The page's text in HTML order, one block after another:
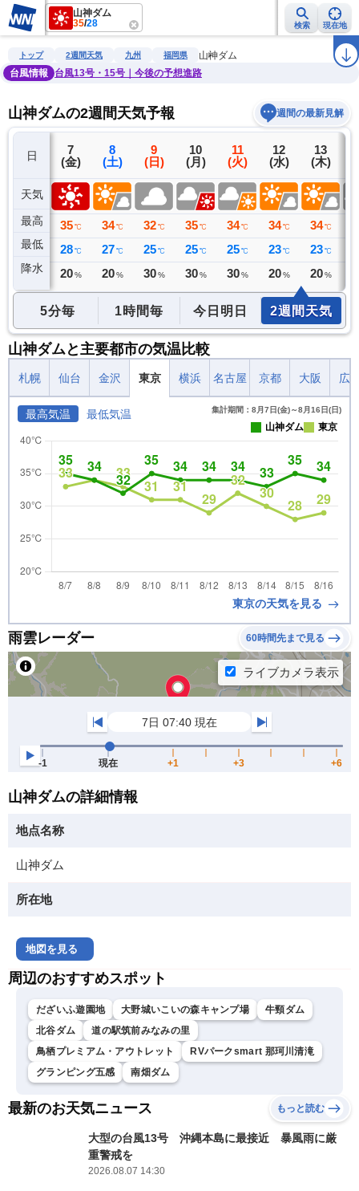
山神ダム
35/28 検索 現在地
雨雲レーダー 台風情報 地震情報 警報・注意報 ラ
トップ 2週間天気 九州 福岡県
山神ダム
台風情報
台風13号・15号｜今後の予想進路
山神ダムの2週間天気予報 週間の最新見解
日
天気
最高
最低
降水
6
(木)
35 ℃
26 ℃
0 ミリ
7
(金)
35 ℃
28 ℃
20 %
8
(土)
34 ℃
27 ℃
20 %
9
(日)
32 ℃
25 ℃
30 %
10
(月)
35 ℃
25 ℃
30 %
11
(火)
34 ℃
25 ℃
30 %
12
(水)
34 ℃
23 ℃
20 %
13
(木)
34 ℃
23 ℃
20 %
5分毎 1時間毎 今日明日 2週間天気
山神ダムと主要都市の気温比較
札幌 仙台 金沢 東京 横浜 名古屋 京都 大阪 広
最高気温 最低気温 集計期間：8月7日(金)～8月16日(日)
山神ダム 東京
東京の天気を見る
雨雲レーダー 60時間先まで見る
山神ダムの詳細情報
地点名称
山神ダム
所在地
地図を見る
周辺のおすすめスポット
だざいふ遊園地 大野城いこいの森キャンプ場
牛頸ダム
北谷ダム
道の駅筑前みなみの里
鳥栖プレミアム・アウトレット
RVパークsmart 那珂川清滝
グランピング五感
南畑ダム
最新のお天気ニュース もっと読む
大型の台風13号 沖縄本島に最接近 暴風雨に厳
重警戒を
2026.08.07 14:30